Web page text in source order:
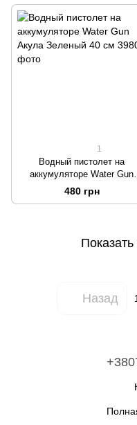
1
Водный пистолет на
аккумуляторе Water Gun
Акула Зеленый 40 см
480 грн
Назад